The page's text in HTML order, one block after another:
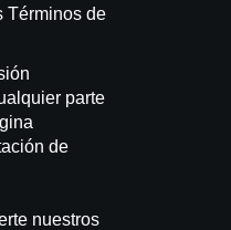
Términos de
parte
de
nuestros